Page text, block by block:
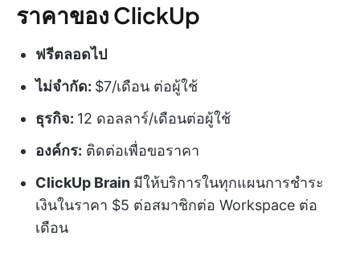
ราคาของ ClickUp
ฟรีตลอดไป
ไม่จำกัด: $7/เดือน ต่อผู้ใช้
ธุรกิจ: 12 ดอลลาร์/เดือนต่อผู้ใช้
องค์กร: ติดต่อเพื่อขอราคา
ClickUp Brain มีให้บริการในทุกแผนการชำระ
เงินในราคา $5 ต่อสมาชิกต่อ Workspace ต่อ
เดือน